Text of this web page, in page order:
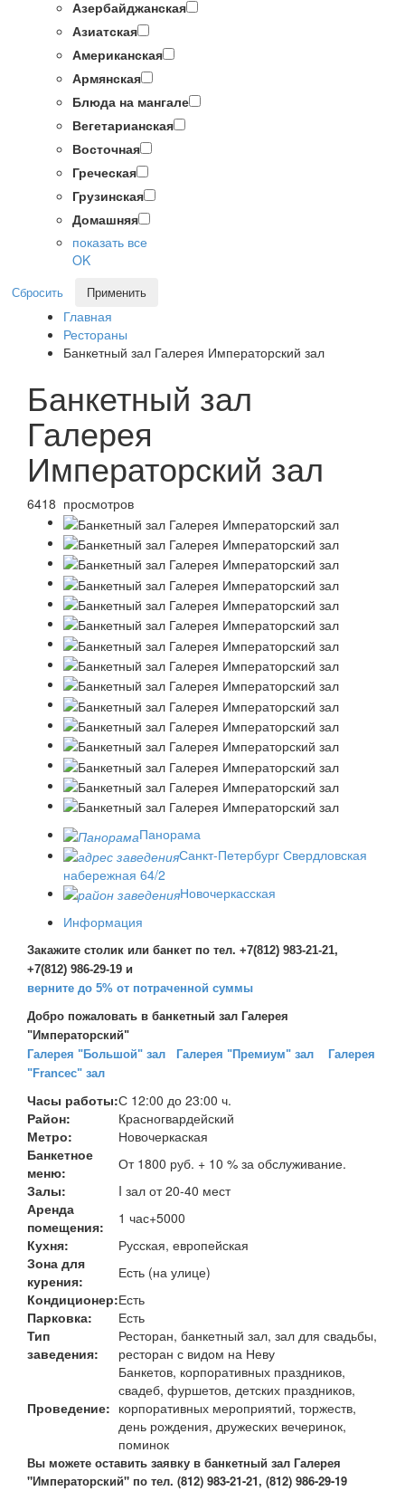
Азербайджанская
Азиатская
Американская
Армянская
Блюда на мангале
Вегетарианская
Восточная
Греческая
Грузинская
Домашняя
показать все
OK
Сбросить Применить
Главная
Рестораны
Банкетный зал Галерея Императорский зал
Банкетный зал
Галерея
Императорский зал
6418 просмотров
Панорама
Санкт-Петербург Свердловская
набережная 64/2
Новочеркасская
Информация
Закажите столик или банкет по тел. +7(812) 983-21-21,
+7(812) 986-29-19 и
верните до 5% от потраченной суммы
Добро пожаловать в банкетный зал Галерея
"Императорский"
Галерея "Большой" зал
Галерея "Премиум" зал
Галерея
"Franceс" зал
Часы работы:С 12:00 до 23:00 ч.
Район:
Красногвардейский
Метро:
Новочеркаская
Банкетное
меню:
От 1800 руб. + 10 % за обслуживание.
Залы:
I зал от 20-40 мест
Аренда
помещения:
1 час+5000
Кухня:
Русская, европейская
Зона для
курения:
Есть (на улице)
Кондиционер:Есть
Парковка:
Есть
Тип
заведения:
Ресторан, банкетный зал, зал для свадьбы,
ресторан с видом на Неву
Проведение:
Банкетов, корпоративных праздников,
свадеб, фуршетов, детских праздников,
корпоративных мероприятий, торжеств,
день рождения, дружеских вечеринок,
поминок
Вы можете оставить заявку в банкетный зал Галерея
"Императорский" по тел. (812) 983-21-21, (812) 986-29-19